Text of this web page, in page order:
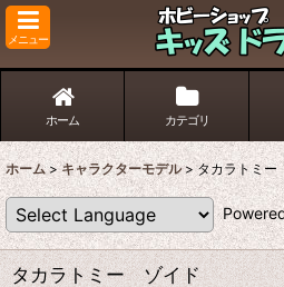
メニュー
ホーム カテゴリ
ホーム > キャラクターモデル > タカラトミ
タカラトミー ゾイド